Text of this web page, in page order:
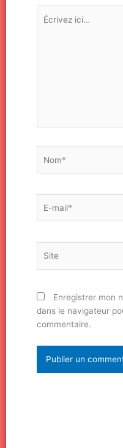
Écrivez
ici…
mail*
Enregistrer mon
dans le navigateur
commentaire.